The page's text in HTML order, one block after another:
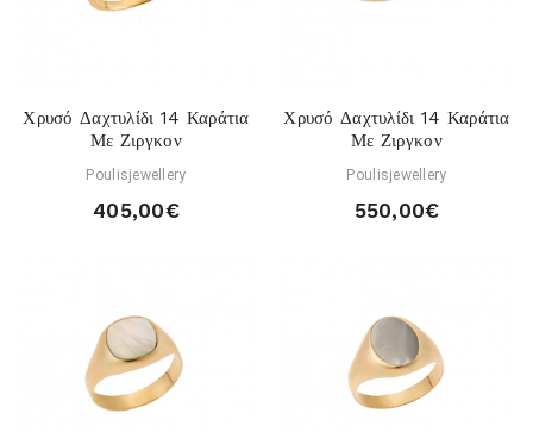
Χρυσό Δαχτυλίδι 14 Καράτια
Με Ζιργκον
Poulisjewellery
405,00€
Χρυσό Δαχτυλίδι 14 Καράτια
Με Ζιργκον
Poulisjewellery
550,00€